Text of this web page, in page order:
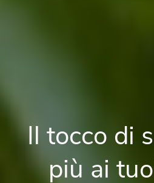
Il tocco di
più ai